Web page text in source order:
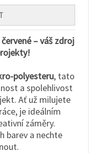
– váš zdroj
polyesteru, tato
a spolehlivost
Ať už milujete
je ideálním
záměry.
barev a nechte